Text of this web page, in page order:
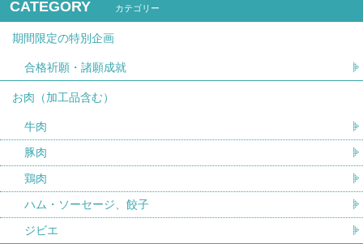
CATEGORY カテゴリー
期間限定の特別企画
合格祈願・諸願成就
お肉（加工品含む）
牛肉
豚肉
鶏肉
ハム・ソーセージ、餃子
ジビエ